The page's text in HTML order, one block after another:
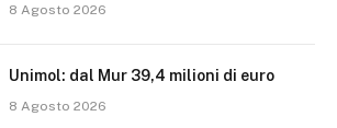
8 Agosto 2026
Unimol: dal Mur 39,4 milioni di euro
8 Agosto 2026